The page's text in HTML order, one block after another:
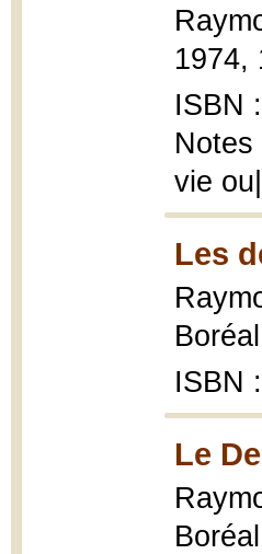
1974,
ISBN
vie
Les
ISBN
Le